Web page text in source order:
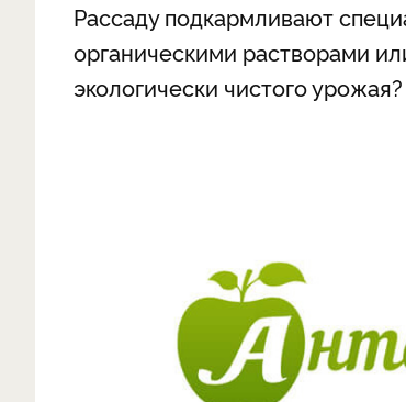
Рассаду подкармливают
органическими растворами
экологически чистого